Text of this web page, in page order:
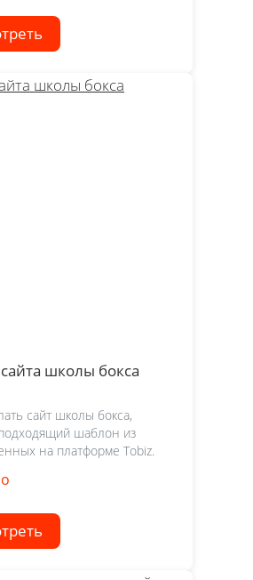
школы бокса
сайт школы бокса,
шаблон из
на платформе Tobiz.